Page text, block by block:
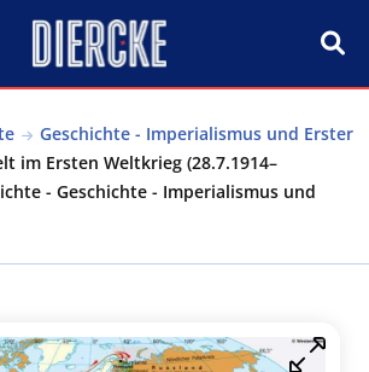
Geschichte - Imperialismus und Erster
im Ersten Weltkrieg (28.7.1914–
- Geschichte - Imperialismus und